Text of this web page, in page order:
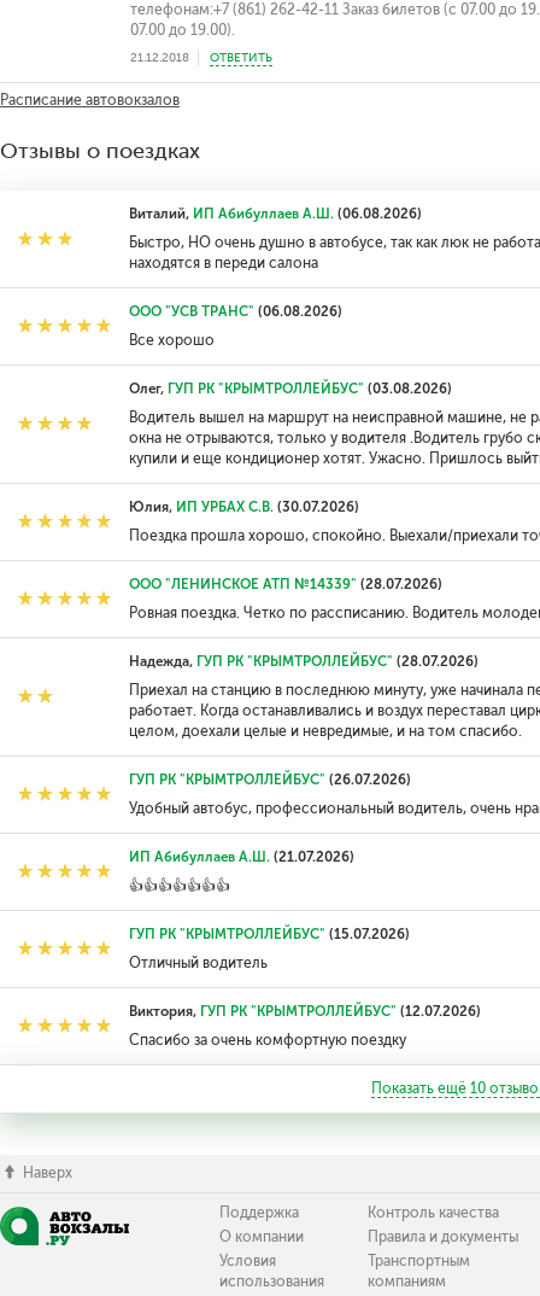
телефонам:+7 (861) 262-42-11 Заказ билетов (с 07.00 до
07.00 до 19.00).
21.12.2018 ОТВЕТИТЬ
Расписание автовокзалов
Отзывы о поездках
Виталий, ИП Абибуллаев А.Ш.(06.08.2026)
Быстро, НО очень душно в автобусе, так как люк не
находятся в переди салона
ООО "УСВ ТРАНС" (06.08.2026)
Все хорошо
Олег, ГУП РК "КРЫМТРОЛЛЕЙБУС" (03.08.2026)
Водитель вышел на маршрут на неисправной машине, не
окна не отрываются, только у водителя .Водитель грубо
купили и еще кондиционер хотят. Ужасно. Пришлось
Юлия, ИП УРБАХ С.В.(30.07.2026)
Поездка прошла хорошо, спокойно. Выехали/приехали
ООО "ЛЕНИНСКОЕ АТП №14339" (28.07.2026)
Ровная поездка. Четко по рассписанию. Водитель
Надежда, ГУП РК "КРЫМТРОЛЛЕЙБУС" (28.07.2026)
Приехал на станцию в последнюю минуту, уже начинала
работает. Когда останавливались и воздух переставал
целом, доехали целые и невредимые, и на том спасибо.
ГУП РК "КРЫМТРОЛЛЕЙБУС" (26.07.2026)
Удобный автобус, профессиональный водитель, очень
ИП Абибуллаев А.Ш.(21.07.2026)
👍👍👍👍👍👍👍
ГУП РК "КРЫМТРОЛЛЕЙБУС" (15.07.2026)
Отличный водитель
Виктория, ГУП РК "КРЫМТРОЛЛЕЙБУС" (12.07.2026)
Спасибо за очень комфортную поездку
Показать ещё 10
Наверх
Поддержка
О компании
Условия
использования
Контроль качества
Правила и документы
Транспортным
компаниям